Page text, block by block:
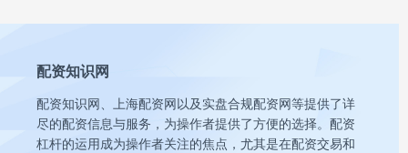
配资知识网
配资知识网、上海配资网以及实盘合规配资网等提供了详
尽的配资信息与服务，为操作者提供了方便的选择。配资
杠杆的运用成为操作者关注的焦点，尤其是在配资交易和